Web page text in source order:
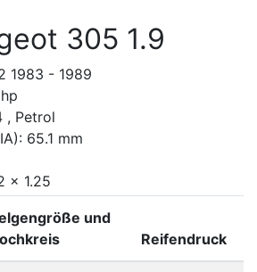
305 1.9
1983 - 1989
, Petrol
65.1 mm
x 1.25
und
Reifendruck